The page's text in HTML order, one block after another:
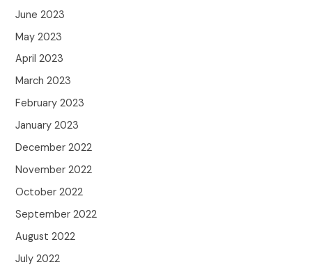
June 2023
May 2023
April 2023
March 2023
February 2023
January 2023
December 2022
November 2022
October 2022
September 2022
August 2022
July 2022